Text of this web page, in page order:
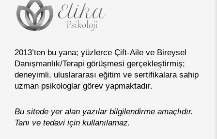
2013’ten bu yana; yüzlerce Çift-Aile ve Bireysel
Danışmanlık/Terapi görüşmesi gerçekleştirmiş;
deneyimli, uluslararası eğitim ve sertifikalara sahip
uzman psikologlar görev yapmaktadır.
Bu sitede yer alan yazılar bilgilendirme amaçlıdır.
Tanı ve tedavi için kullanılamaz.